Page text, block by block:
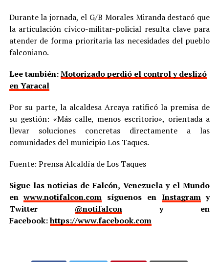
Durante la jornada, el G/B Morales Miranda destacó que
la articulación cívico-militar-policial resulta clave para
atender de forma prioritaria las necesidades del pueblo
falconiano.
Lee también:Motorizado perdió el control y deslizó
en Yaracal
Por su parte, la alcaldesa Arcaya ratificó la premisa de
su gestión: «Más calle, menos escritorio», orientada a
llevar soluciones concretas directamente a las
comunidades del municipio Los Taques.
Fuente: Prensa Alcaldía de Los Taques
Sigue las noticias de Falcón, Venezuela y el Mundo
enwww.notifalcon.com síguenos en Instagramy
Twitter @notifalcony en
Facebook:https://www.facebook.com